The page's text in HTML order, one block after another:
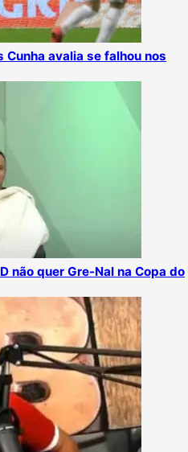
avalia se falhou nos
não quer Gre-Nal na Copa do